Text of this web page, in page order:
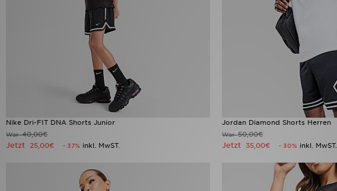
Nike Dri-FIT DNA Shorts Junior
War40,00€
Jetzt 25,00€ - 37% inkl. MwST.
Jordan Diamond Shorts Herren
War50,00€
Jetzt 35,00€ - 30% inkl. MwST.